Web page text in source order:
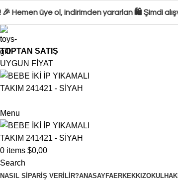
üye ol, indirimden yararlan 🛍️ Şimdi
TOPTAN SATIŞ
UYGUN FİYAT
Menu
0 items $0,00
Search
NASIL SIPARIŞ VERILIR?ANASAYFAERKEKKIZOKUL